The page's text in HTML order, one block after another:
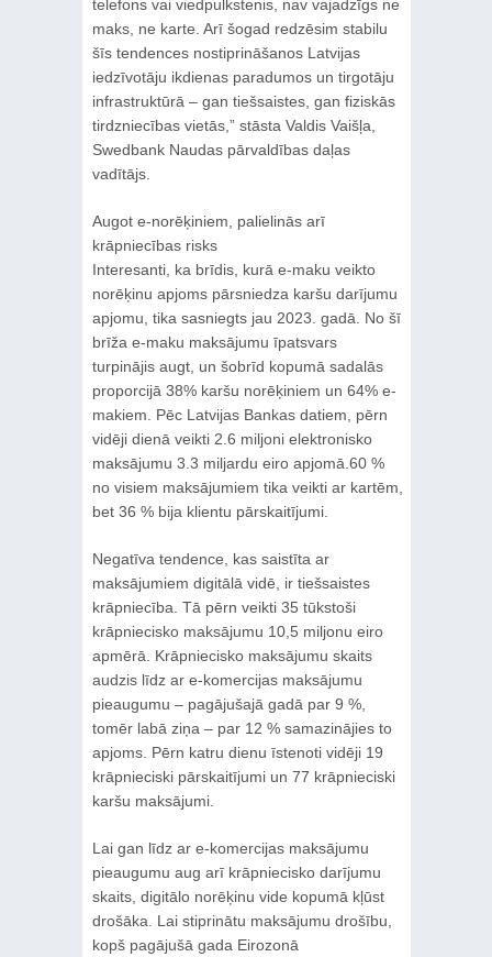
telefons vai viedpulkstenis, nav vajadzīgs ne
maks, ne karte. Arī šogad redzēsim stabilu
šīs tendences nostiprināšanos Latvijas
iedzīvotāju ikdienas paradumos un tirgotāju
infrastruktūrā – gan tiešsaistes, gan fiziskās
tirdzniecības vietās,” stāsta Valdis Vaišļa,
Swedbank Naudas pārvaldības daļas
vadītājs.
Augot e-norēķiniem, palielinās arī
krāpniecības risks
Interesanti, ka brīdis, kurā e-maku veikto
norēķinu apjoms pārsniedza karšu darījumu
apjomu, tika sasniegts jau 2023. gadā. No šī
brīža e-maku maksājumu īpatsvars
turpinājis augt, un šobrīd kopumā sadalās
proporcijā 38% karšu norēķiniem un 64% e-
makiem. Pēc Latvijas Bankas datiem, pērn
vidēji dienā veikti 2.6 miljoni elektronisko
maksājumu 3.3 miljardu eiro apjomā.60 %
no visiem maksājumiem tika veikti ar kartēm,
bet 36 % bija klientu pārskaitījumi.
Negatīva tendence, kas saistīta ar
maksājumiem digitālā vidē, ir tiešsaistes
krāpniecība. Tā pērn veikti 35 tūkstoši
krāpniecisko maksājumu 10,5 miljonu eiro
apmērā. Krāpniecisko maksājumu skaits
audzis līdz ar e-komercijas maksājumu
pieaugumu – pagājušajā gadā par 9 %,
tomēr labā ziņa – par 12 % samazinājies to
apjoms. Pērn katru dienu īstenoti vidēji 19
krāpnieciski pārskaitījumi un 77 krāpnieciski
karšu maksājumi.
Lai gan līdz ar e‑komercijas maksājumu
pieaugumu aug arī krāpniecisko darījumu
skaits, digitālo norēķinu vide kopumā kļūst
drošāka. Lai stiprinātu maksājumu drošību,
kopš pagājušā gada Eirozonā